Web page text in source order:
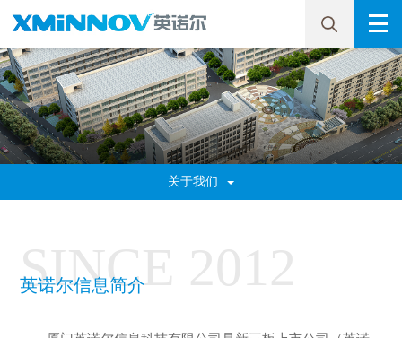
关于我们
SINCE
英诺尔信息简介